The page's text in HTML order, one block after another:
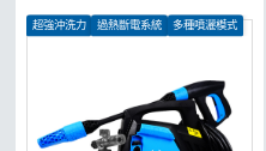
超強沖洗力 過熱斷電系統 多種噴灑模式